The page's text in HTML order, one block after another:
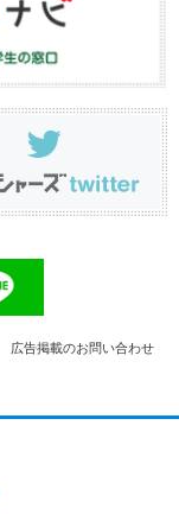
広告掲載のお問い合わせ